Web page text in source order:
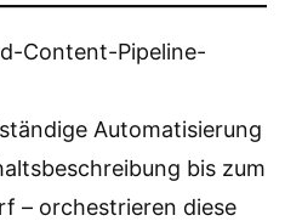
Content-Pipeline-
Automatisierung
bis zum
– orchestrieren diese